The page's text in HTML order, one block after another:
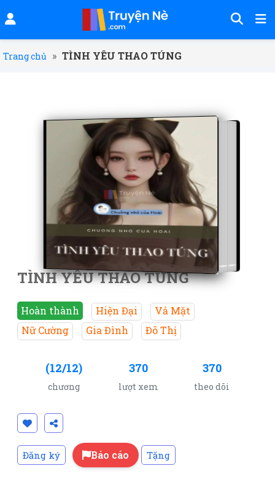
Trang chủ » TÌNH YÊU THAO TÚNG
TÌNH YÊU THAO TÚNG
Hoàn thành Hiện Đại
Vả Mặt
Nữ Cường
Gia Đình Đô Thị
(12/12)
chương
370
lượt xem
370
theo dõi
Đăng ký Báo cáo Tặng